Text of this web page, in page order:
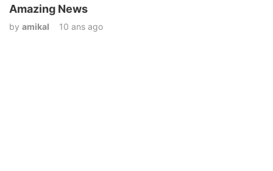
Amazing News
by amikal 10 ans ago